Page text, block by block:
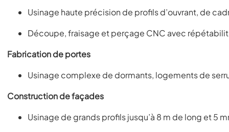
Usinage haute précision de profils d’ouvrant, de
Découpe, fraisage et perçage CNC avec
Fabrication de portes
Usinage complexe de dormants, logements de
Construction de façades
Usinage de grands profils jusqu’à 8 m de long et 5